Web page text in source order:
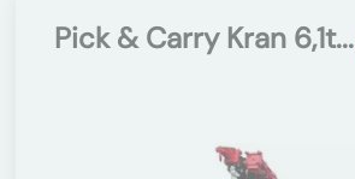
Pick & Carry Kran 6,1t...